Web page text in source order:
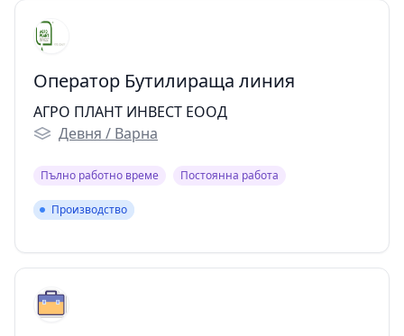
Оператор Бутилираща линия
АГРО ПЛАНТ ИНВЕСТ ЕООД
Девня / Варна
Пълно работно време Постоянна работа
Производство
Производство